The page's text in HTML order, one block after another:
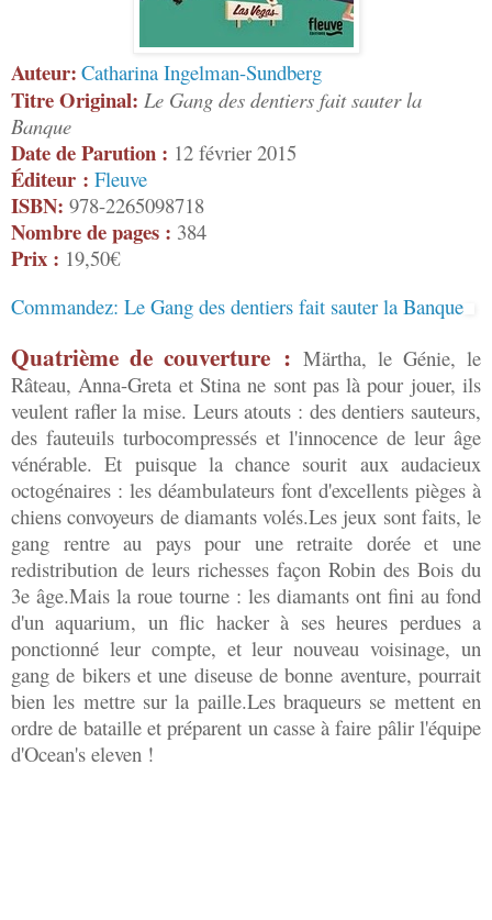
Auteur: Catharina Ingelman-Sundberg
Titre Original: Le Gang des dentiers fait sauter la
Banque
Date de Parution : 12 février 2015
Éditeur : Fleuve
ISBN: 978-2265098718
Nombre de pages : 384
Prix : 19,50€
Commandez: Le Gang des dentiers fait sauter la Banque
Quatrième de couverture : Märtha, le Génie, le
Râteau, Anna-Greta et Stina ne sont pas là pour jouer, ils
veulent rafler la mise. Leurs atouts : des dentiers sauteurs,
des fauteuils turbocompressés et l'innocence de leur âge
vénérable. Et puisque la chance sourit aux audacieux
octogénaires : les déambulateurs font d'excellents pièges à
chiens convoyeurs de diamants volés.Les jeux sont faits, le
gang rentre au pays pour une retraite dorée et une
redistribution de leurs richesses façon Robin des Bois du
3e âge.Mais la roue tourne : les diamants ont fini au fond
d'un aquarium, un flic hacker à ses heures perdues a
ponctionné leur compte, et leur nouveau voisinage, un
gang de bikers et une diseuse de bonne aventure, pourrait
bien les mettre sur la paille.Les braqueurs se mettent en
ordre de bataille et préparent un casse à faire pâlir l'équipe
d'Ocean's eleven !